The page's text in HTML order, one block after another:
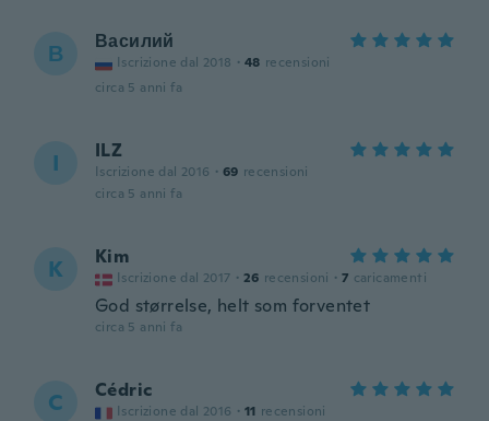
В Василий
Iscrizione dal 2018 · 48 recensioni
circa 5 anni fa
I ILZ
Iscrizione dal 2016 · 69 recensioni
circa 5 anni fa
K Kim
Iscrizione dal 2017 · 26 recensioni · 7 caricamenti
God størrelse, helt som forventet
circa 5 anni fa
C Cédric
Iscrizione dal 2016 · 11 recensioni